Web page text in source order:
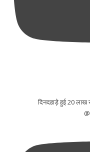
दिनदहाड़े हुई 20